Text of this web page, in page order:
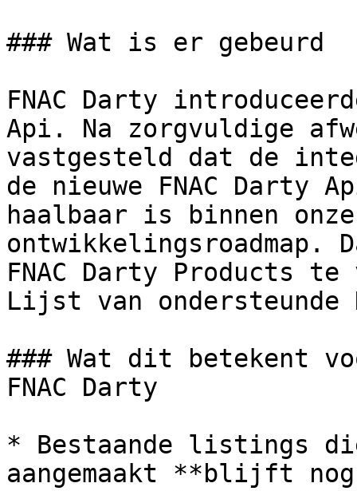
### Wat is er gebeurd
FNAC Darty
Api. Na zorgvuldige
vastgesteld dat de
de nieuwe FNAC
haalbaar is binnen
ontwikkelingsroadmap.
FNAC Darty Products
Lijst van ondersteunde
### Wat dit betekent
FNAC Darty
* Bestaande listings
aangemaakt **blijft nog